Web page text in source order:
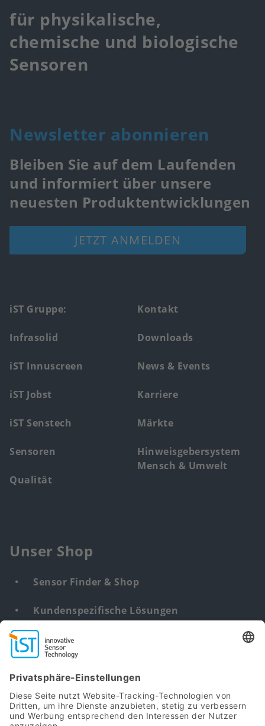
für physikalische,
chemische und biologische
Sensoren
Newsletter abonnieren
Bleiben Sie auf dem Laufenden
und informiert über unsere
neuesten Produktentwicklungen
JETZT ANMELDEN
Footer
main
menu
iST Gruppe:
Infrasolid
iST Innuscreen
iST Jobst
iST Senstech
Sensoren
Qualität
Kontakt
Downloads
News & Events
Karriere
Märkte
Hinweisgebersystem
Mensch & Umwelt
Unser Shop
Sensor Finder & Shop
Kundenspezifische Lösungen
DNA & RNA Extraction Kits
Find
us